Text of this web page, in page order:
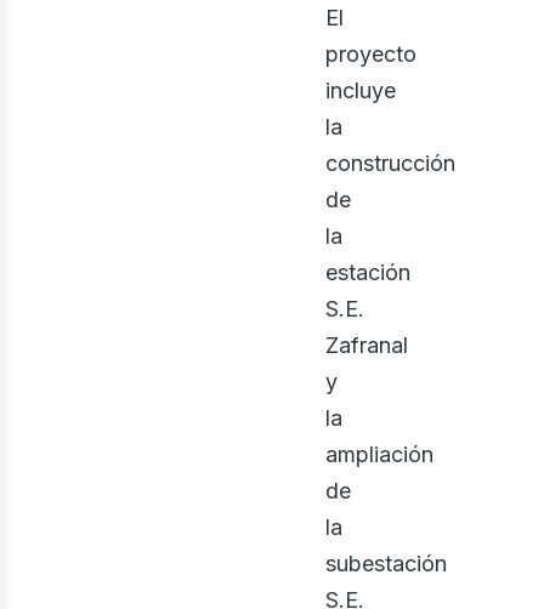
El
proyecto
incluye
la
construcción
de
la
estación
S.E.
Zafranal
y
la
ampliación
de
la
subestación
S.E.